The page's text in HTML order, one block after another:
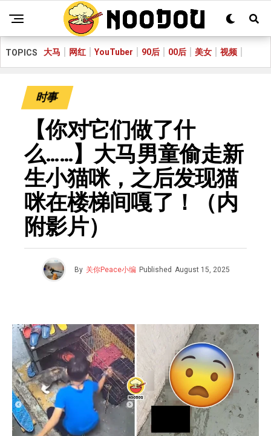
TOPICS 大马 网红 YouTuber 90后 00后 美女 视频
时事
【你对它们做了什
么……】大马男童偷走新
生小猫咪，之后发现猫
咪在楼梯间嘎了！（内
附影片）
By 关你Peace小编 Published August 15, 2025